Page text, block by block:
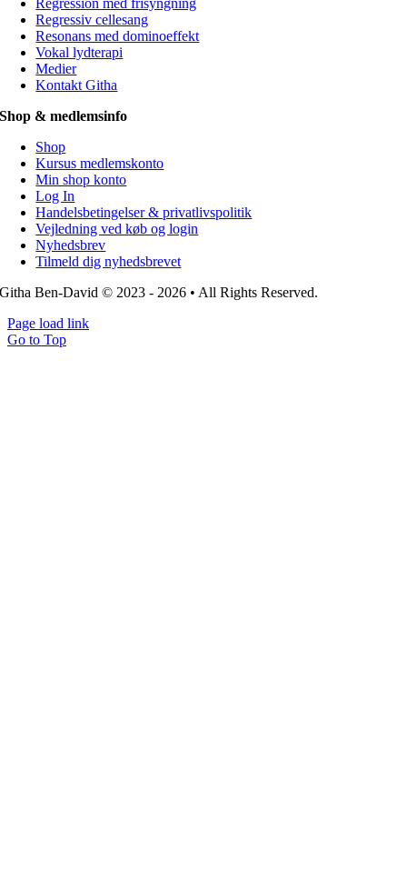
Regression med frisyngning
Regressiv cellesang
Resonans med dominoeffekt
Vokal lydterapi
Medier
Kontakt Githa
Shop & medlemsinfo
Shop
Kursus medlemskonto
Min shop konto
Log In
Handelsbetingelser & privatlivspolitik
Vejledning ved køb og login
Nyhedsbrev
Tilmeld dig nyhedsbrevet
Githa Ben-David © 2023 - 2026 • All Rights Reserved.
Page load link
Go to Top